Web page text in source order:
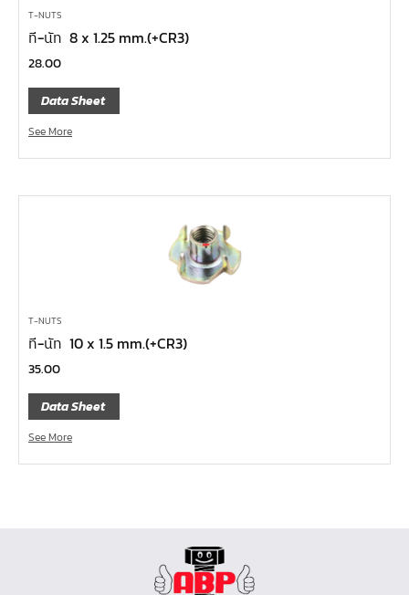
เครื่องมือก่อสร้าง
ลูกบ๊อกซ์ลม
ลูกบ๊อกซ์
กล่องเครื่องมือ
ประแจ-แหวน-ปากตาย
ไขควง
แปรงทาสี
ต๊าป แอ๊ปโก้ ABPCO
ลูกบ๊อกซ์ การบิน AeroSpace Standard AS954E สั้น ยาว
บ๊อกข้ออ่อน 1/4"
ไขควงตอก
ไขควงข้อต่อ
T-NUTS
ที-นัท 8 x 1.25 mm.(+CR3)
28.00
Data Sheet
See More
T-NUTS
ที-นัท 10 x 1.5 mm.(+CR3)
35.00
Data Sheet
See More